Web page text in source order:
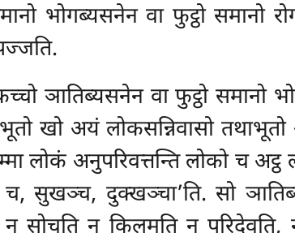
भोगब्यसनेन वा फुट्ठो समानो
ञातिब्यसनेन वा फुट्ठो समानो
खो अयं लोकसन्निवासो
लोकं अनुपरिवत्तन्ति लोको च
सुखञ्च, दुक्खञ्चा’ति. सो